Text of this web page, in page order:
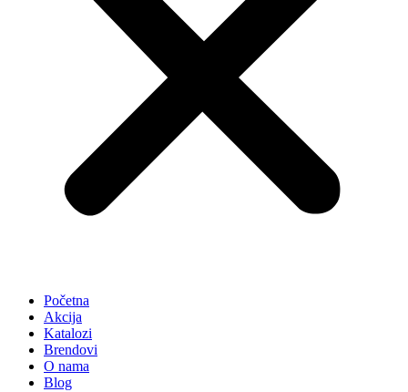
Početna
Akcija
Katalozi
Brendovi
O nama
Blog